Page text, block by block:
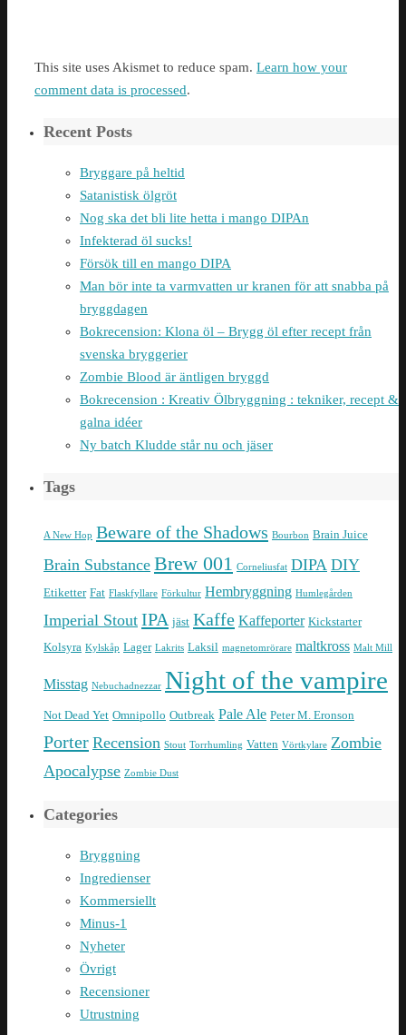
This site uses Akismet to reduce spam. Learn how your
comment data is processed.
Recent Posts
Bryggare på heltid
Satanistisk ölgröt
Nog ska det bli lite hetta i mango DIPAn
Infekterad öl sucks!
Försök till en mango DIPA
Man bör inte ta varmvatten ur kranen för att snabba på
bryggdagen
Bokrecension: Klona öl – Brygg öl efter recept från
svenska bryggerier
Zombie Blood är äntligen bryggd
Bokrecension : Kreativ Ölbryggning : tekniker, recept &
galna idéer
Ny batch Kludde står nu och jäser
Tags
A New Hop Beware of the Shadows Bourbon Brain Juice
Brain Substance Brew 001 Corneliusfat DIPA DIY
Etiketter Fat Flaskfyllare Förkultur Hembryggning Humlegården
Imperial Stout IPA jäst Kaffe Kaffeporter Kickstarter
Kolsyra Kylskåp Lager Lakrits Laksil magnetomrörare maltkross Malt Mill
Misstag Nebuchadnezzar Night of the vampire
Not Dead Yet Omnipollo Outbreak Pale Ale Peter M. Eronson
Porter Recension Stout Torrhumling Vatten Vörtkylare Zombie
Apocalypse Zombie Dust
Categories
Bryggning
Ingredienser
Kommersiellt
Minus-1
Nyheter
Övrigt
Recensioner
Utrustning